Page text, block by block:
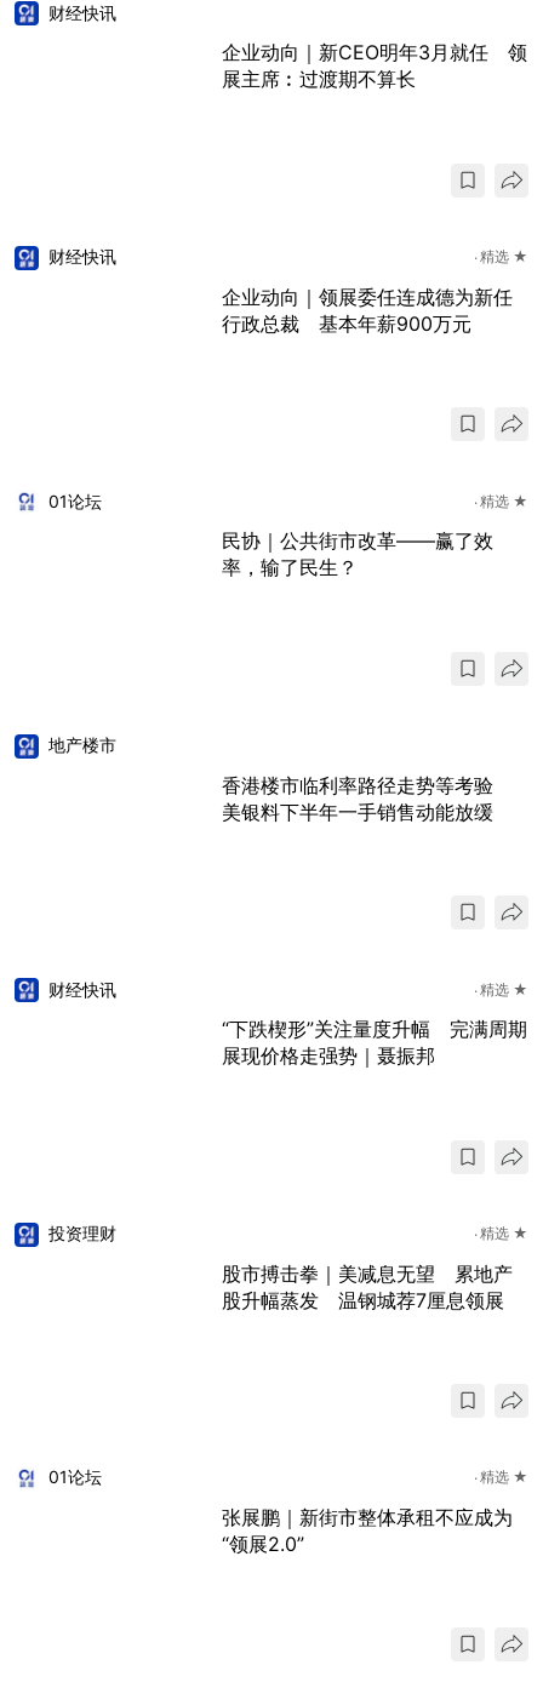
财经快讯
企业动向｜新CEO明年3月就任 领
展主席︰过渡期不算长
财经快讯 精选 ★
企业动向｜领展委任连成德为新任
行政总裁 基本年薪900万元
01论坛 精选 ★
民协｜公共街市改革——赢了效
率，输了民生？
地产楼市
香港楼市临利率路径走势等考验
美银料下半年一手销售动能放缓
财经快讯 精选 ★
“下跌楔形”关注量度升幅 完满周期
展现价格走强势｜聂振邦
投资理财 精选 ★
股市搏击拳｜美减息无望 累地产
股升幅蒸发 温钢城荐7厘息领展
01论坛 精选 ★
张展鹏｜新街市整体承租不应成为
“领展2.0”